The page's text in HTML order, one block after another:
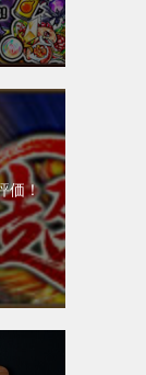
価！